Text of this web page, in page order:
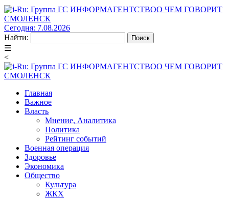
ИНФОРМАГЕНТСТВОО ЧЕМ ГОВОРИТ
СМОЛЕНСК
Сегодня: 7.08.2026
Найти:
☰
<
ИНФОРМАГЕНТСТВОО ЧЕМ ГОВОРИТ
СМОЛЕНСК
Главная
Важное
Власть
Мнение, Аналитика
Политика
Рейтинг событий
Военная операция
Здоровье
Экономика
Общество
Культура
ЖКХ